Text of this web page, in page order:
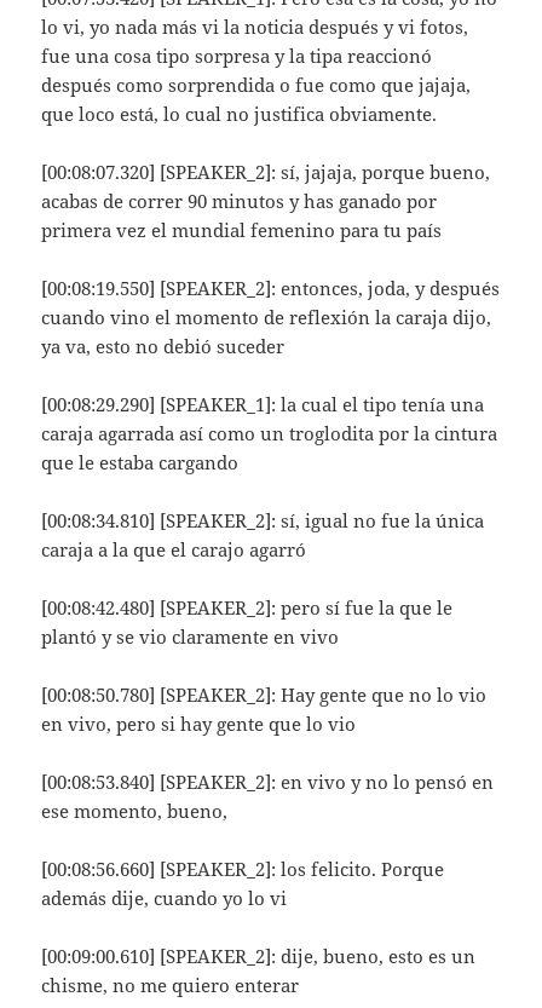
lo vi, yo nada más vi la noticia después y vi fotos,
fue una cosa tipo sorpresa y la tipa reaccionó
después como sorprendida o fue como que jajaja,
que loco está, lo cual no justifica obviamente.
[00:08:07.320] [SPEAKER_2]: sí, jajaja, porque bueno,
acabas de correr 90 minutos y has ganado por
primera vez el mundial femenino para tu país
[00:08:19.550] [SPEAKER_2]: entonces, joda, y después
cuando vino el momento de reflexión la caraja dijo,
ya va, esto no debió suceder
[00:08:29.290] [SPEAKER_1]: la cual el tipo tenía una
caraja agarrada así como un troglodita por la cintura
que le estaba cargando
[00:08:34.810] [SPEAKER_2]: sí, igual no fue la única
caraja a la que el carajo agarró
[00:08:42.480] [SPEAKER_2]: pero sí fue la que le
plantó y se vio claramente en vivo
[00:08:50.780] [SPEAKER_2]: Hay gente que no lo vio
en vivo, pero si hay gente que lo vio
[00:08:53.840] [SPEAKER_2]: en vivo y no lo pensó en
ese momento, bueno,
[00:08:56.660] [SPEAKER_2]: los felicito. Porque
además dije, cuando yo lo vi
[00:09:00.610] [SPEAKER_2]: dije, bueno, esto es un
chisme, no me quiero enterar